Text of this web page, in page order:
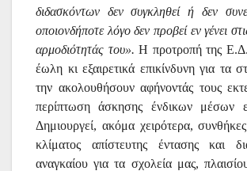
διδασκόντων δεν συγκληθεί ή δεν
οποιονδήποτε λόγο δεν προβεί εν γένει
αρμοδιότητάς του».Η προτροπή της
έωλη κι εξαιρετικά επικίνδυνη για τα
την ακολουθήσουν αφήνοντάς τους
περίπτωση άσκησης ένδικων μέσων
Δημιουργεί, ακόμα χειρότερα,
κλίματος απίστευτης έντασης και
αναγκαίου για τα σχολεία μας,